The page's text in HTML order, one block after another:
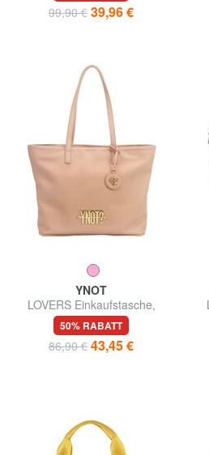
99,90 € 39,96 €
YNOT
LOVERS Einkaufstasche,
Umhängetasche
50% RABATT
86,90 € 43,45 €